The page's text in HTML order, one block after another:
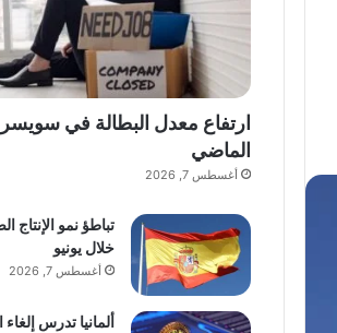
ارتفاع معدل البطالة في
الماضي
أغسطس 7, 2026
تباطؤ نمو الإنتاج
خلال يونيو
أغسطس 7, 2026
ألمانيا تدرس